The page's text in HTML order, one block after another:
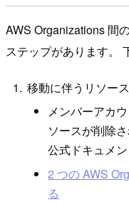
AWS Organizations 間
ステップがあります。
移動に伴うリソー
メンバーアカ
ソースが削除
公式ドキュメン
2 つの AWS
る